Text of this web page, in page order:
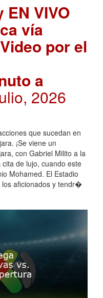
EN VIVO
vía
por el
a
2026
que sucedan en
¡Se viene un
con Gabriel Milito a la
de lujo, cuando este
Mohamed. El Estadio
los aficionados y tendr�